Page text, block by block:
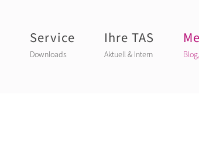
Service
Downloads
Ihre TAS
Aktuell & Intern